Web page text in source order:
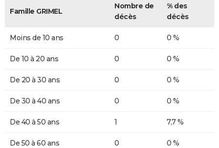
Famille GRIMEL
Nombre de
décès
% des
décès
Moins de 10 ans 0 0 %
De 10 à 20 ans 0 0 %
De 20 à 30 ans 0 0 %
De 30 à 40 ans 0 0 %
De 40 à 50 ans 1 7,7 %
De 50 à 60 ans 0 0 %